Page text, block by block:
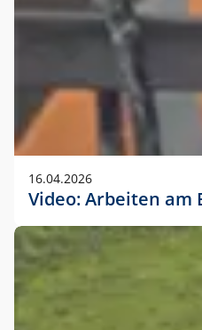
16.04.2026
Video: Arbeiten am